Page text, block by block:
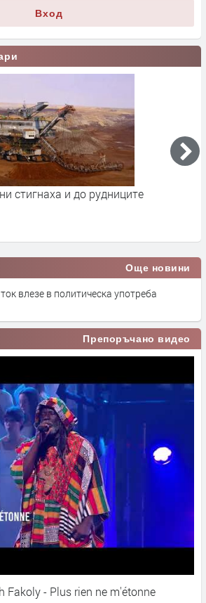
Вход
стигнаха и до рудниците
Още новини
влезе в политическа употреба
Препоръчано видео
Fakoly - Plus rien ne m'étonne